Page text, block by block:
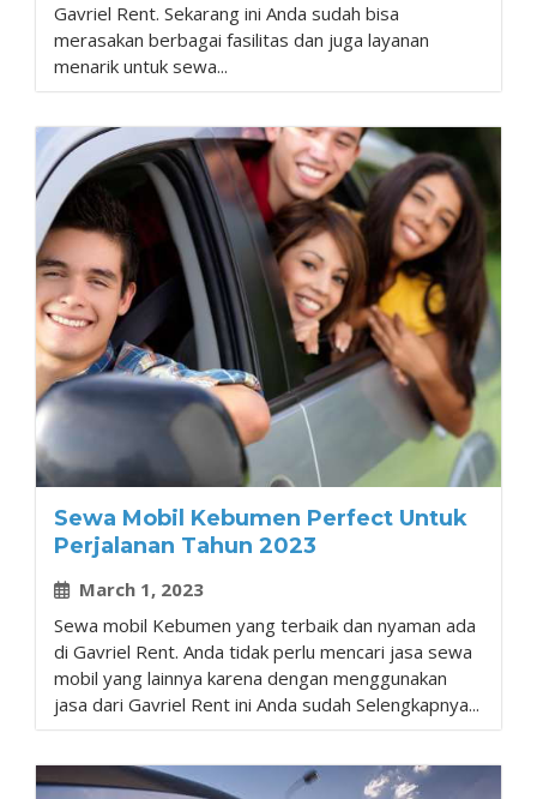
Gavriel Rent. Sekarang ini Anda sudah bisa
merasakan berbagai fasilitas dan juga layanan
menarik untuk sewa...
Sewa Mobil Kebumen Perfect Untuk
Perjalanan Tahun 2023
March 1, 2023
Sewa mobil Kebumen yang terbaik dan nyaman ada
di Gavriel Rent. Anda tidak perlu mencari jasa sewa
mobil yang lainnya karena dengan menggunakan
jasa dari Gavriel Rent ini Anda sudah Selengkapnya...